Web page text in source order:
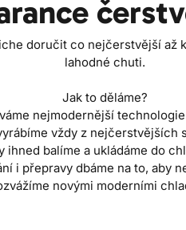
doručit co nejčerstvější až
lahodné chuti.
Jak to děláme?
nejmodernější
vždy z nejčerstvějších
ihned balíme a ukládáme do
i přepravy dbáme na to, aby
novými moderními